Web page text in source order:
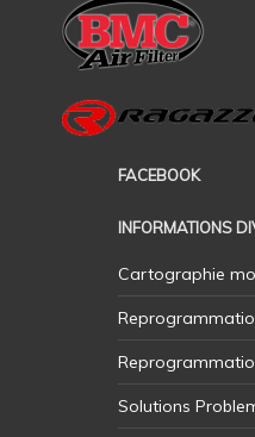
FACEBOOK
INFORMATIONS
Cartographie
Solutions